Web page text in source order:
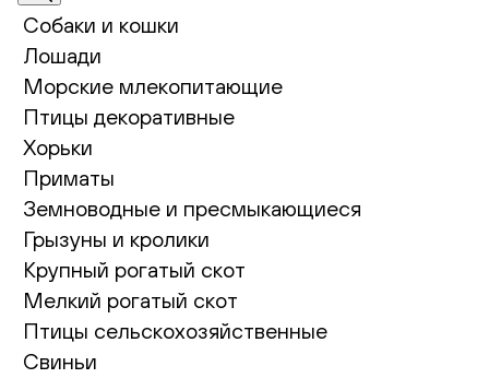
Собаки и кошки
Лошади
Морские млекопитающие
Птицы декоративные
Хорьки
Приматы
Земноводные и пресмыкающиеся
Грызуны и кролики
Крупный рогатый скот
Мелкий рогатый скот
Птицы сельскохозяйственные
Свиньи